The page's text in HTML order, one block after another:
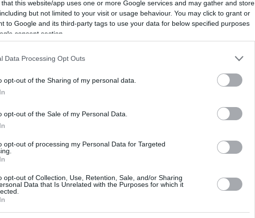
that this website/app uses one or more Google services and may gather and store
but not limited to your visit or usage behaviour. You may click to grant or
to Google and its third-party tags to use your data for below specified purposes
consent section.
Data Processing Opt Outs
opt-out of the Sharing of my personal data.
opt-out of the Sale of my Personal Data.
opt-out of processing my Personal Data for Targeted
opt-out of Collection, Use, Retention, Sale, and/or Sharing
Data that Is Unrelated with the Purposes for which it
περίθαλψης
Νόα Χαράρι: Ποιος είναι ο
που αποθέωσε την Ελλάδα
ενάντια στον κορωνοϊό
Χαράρι αποτελεί έναν από τους σημαντικότερους
στοχαστές στον κόσμο - Στα κείμενά
την ιστορία και το δοκίμιο - Γιατί είπε ότι «θα
Ελλάδα για παγκόσμιο ηγέτη»
70
την Ελλάδα για
ηγέτη» λέει ο κορυφαίος